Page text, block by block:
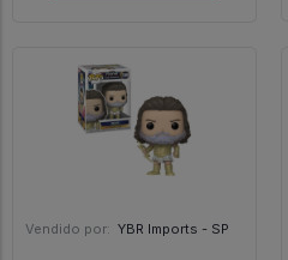
Vendido por: YBR Imports - SP